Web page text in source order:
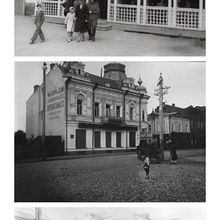
ПАВІЛЬЙОН МОРОЗИВА ЖИТОМИР 1947
Фото Житомир (1945-
1960)
Leave a comment
ФОТО ЖИТОМИРА 1905 ВУЛ.
МИХАЙЛІВСЬКА-СКОРУЛЬСЬКОГО
Фото Житомира період